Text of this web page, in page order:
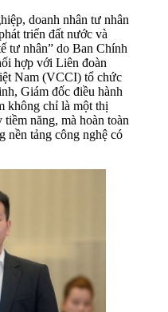
doanh nhân tư nhân
triển đất nước và
tư nhân” do Ban Chính
hợp với Liên đoàn
Nam (VCCI) tổ chức
Giám đốc điều hành
không chỉ là một thị
năng, mà hoàn toàn
nền tảng công nghệ có